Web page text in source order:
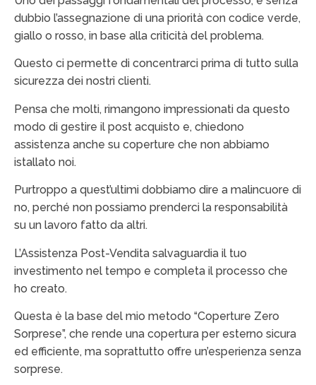
dubbio l’assegnazione di una priorità con codice verde,
giallo o rosso, in base alla criticità del problema.
Questo ci permette di concentrarci prima di tutto sulla
sicurezza dei nostri clienti.
Pensa che molti, rimangono impressionati da questo
modo di gestire il post acquisto e, chiedono
assistenza anche su coperture che non abbiamo
istallato noi.
Purtroppo a quest’ultimi dobbiamo dire a malincuore di
no, perché non possiamo prenderci la responsabilità
su un lavoro fatto da altri.
L’Assistenza Post-Vendita salvaguardia il tuo
investimento nel tempo e completa il processo che
ho creato.
Questa è la base del mio metodo “Coperture Zero
Sorprese”, che rende una copertura per esterno sicura
ed efficiente, ma soprattutto offre un’esperienza senza
sorprese.